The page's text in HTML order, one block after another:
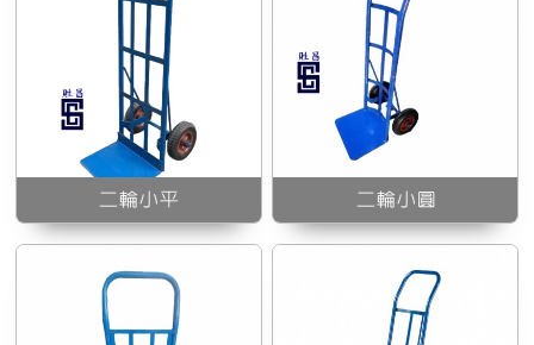
二輪小平 二輪小圓
二輪圓外/圓外加厚